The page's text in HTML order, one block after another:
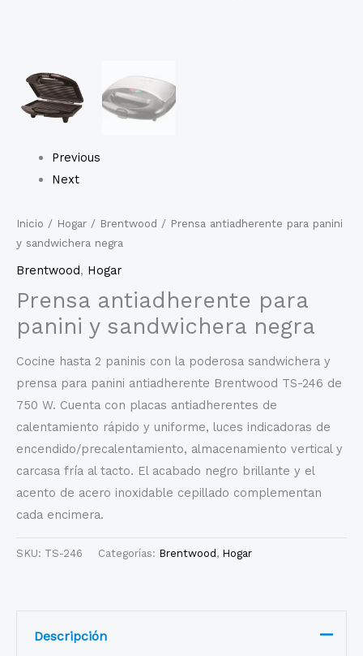
Previous
Next
Inicio / Hogar / Brentwood / Prensa antiadherente para panini
y sandwichera negra
Brentwood, Hogar
Prensa antiadherente para
panini y sandwichera negra
Cocine hasta 2 paninis con la poderosa sandwichera y
prensa para panini antiadherente Brentwood TS-246 de
750 W. Cuenta con placas antiadherentes de
calentamiento rápido y uniforme, luces indicadoras de
encendido/precalentamiento, almacenamiento vertical y
carcasa fría al tacto. El acabado negro brillante y el
acento de acero inoxidable cepillado complementan
cada encimera.
SKU: TS-246 Categorías: Brentwood , Hogar
Descripción